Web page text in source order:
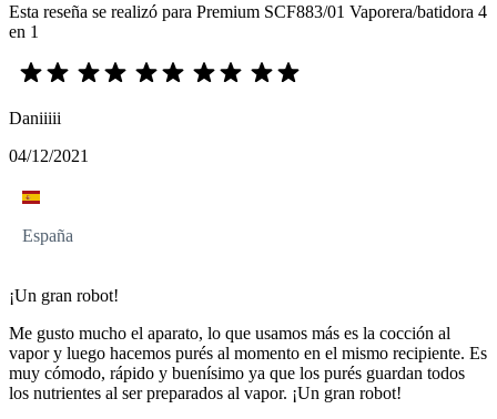
Esta reseña se realizó para Premium SCF883/01 Vaporera/batidora 4
en 1
Daniiiii
04/12/2021
España
¡Un gran robot!
Me gusto mucho el aparato, lo que usamos más es la cocción al
vapor y luego hacemos purés al momento en el mismo recipiente. Es
muy cómodo, rápido y buenísimo ya que los purés guardan todos
los nutrientes al ser preparados al vapor. ¡Un gran robot!